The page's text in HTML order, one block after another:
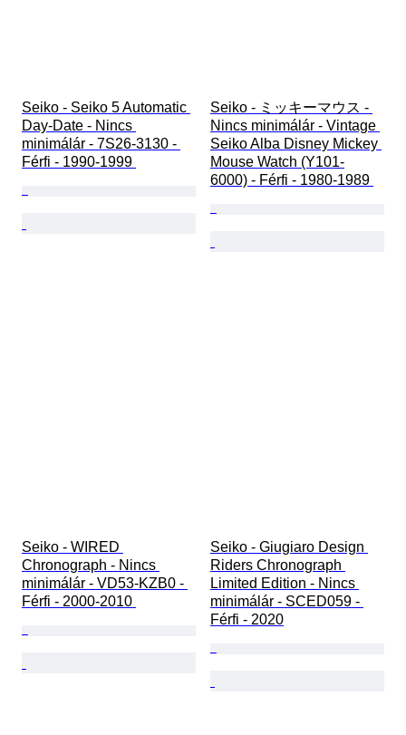
Seiko - Seiko 5 Automatic
Day-Date - Nincs
minimálár - 7S26-3130 -
Férfi - 1990-1999
Seiko - ミッキーマウス -
Nincs minimálár - Vintage
Seiko Alba Disney Mickey
Mouse Watch (Y101-
6000) - Férfi - 1980-1989
Seiko - WIRED
Chronograph - Nincs
minimálár - VD53-KZB0 -
Férfi - 2000-2010
Seiko - Giugiaro Design
Riders Chronograph
Limited Edition - Nincs
minimálár - SCED059 -
Férfi - 2020